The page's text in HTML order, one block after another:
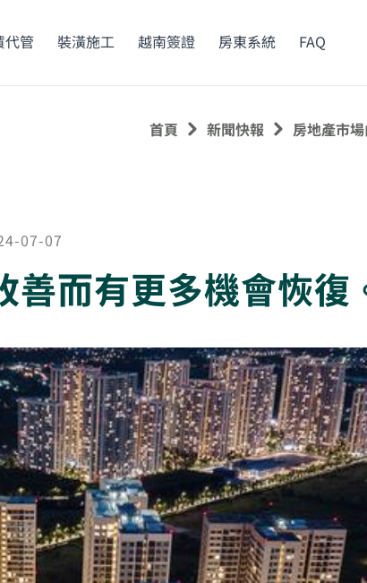
代管 裝潢施工 越南簽證 房東系統 FAQ
首頁 新聞快報 房地產市
07-07
而有更多機會恢復